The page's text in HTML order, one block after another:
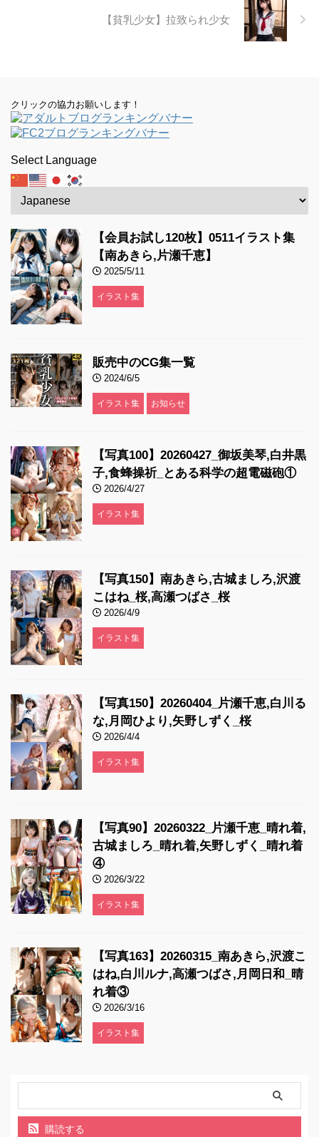
【貧乳少女】拉致られ少女
クリックの協力お願いします！
Select Language
【会員お試し120枚】0511イラスト集
【南あきら,片瀬千恵】
2025/5/11
イラスト集
販売中のCG集一覧
2024/6/5
イラスト集 お知らせ
【写真100】20260427_御坂美琴,白井黒
子,食蜂操祈_とある科学の超電磁砲①
2026/4/27
イラスト集
【写真150】南あきら,古城ましろ,沢渡
こはね_桜,高瀬つばさ_桜
2026/4/9
イラスト集
【写真150】20260404_片瀬千恵,白川る
な,月岡ひより,矢野しずく_桜
2026/4/4
イラスト集
【写真90】20260322_片瀬千恵_晴れ着,
古城ましろ_晴れ着,矢野しずく_晴れ着
④
2026/3/22
イラスト集
【写真163】20260315_南あきら,沢渡こ
はね,白川ルナ,高瀬つばさ,月岡日和_晴
れ着③
2026/3/16
イラスト集
購読する